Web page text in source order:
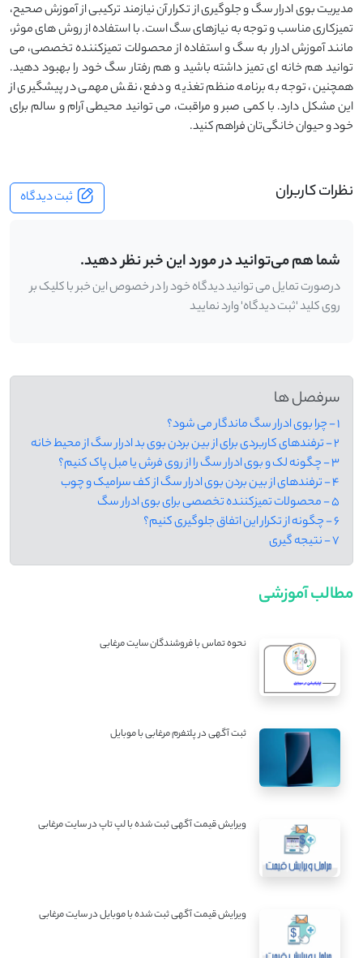
مدیریت بوی ادرار سگ و جلوگیری از تکرار آن نیازمند ترکیبی از آموزش صحیح،
تمیزکاری مناسب و توجه به نیازهای سگ است. با استفاده از روش ‌های موثر،
مانند آموزش ادرار به سگ و استفاده از محصولات تمیزکننده تخصصی، می‌
توانید هم خانه ‌ای تمیز داشته باشید و هم رفتار سگ خود را بهبود دهید.
همچنین، توجه به برنامه منظم تغذیه و دفع، نقش مهمی در پیشگیری از
این مشکل دارد. با کمی صبر و مراقبت، می ‌توانید محیطی آرام و سالم برای
خود و حیوان خانگی‌تان فراهم کنید.
نظرات کاربران ثبت دیدگاه
شما هم می‌توانید در مورد این خبر نظر دهید.
درصورت تمایل می توانید دیدگاه خود را در خصوص این خبر با کلیک بر
روی کلید 'ثبت دیدگاه' وارد نمایید
سرفصل ها
1 - چرا بوی ادرار سگ ماندگار می ‌شود؟
2 - ترفندهای کاربردی برای از بین بردن بوی بد ادرار سگ از محیط خانه
3 - چگونه لک و بوی ادرار سگ را از روی فرش یا مبل پاک کنیم؟
4 - ترفندهای از بین بردن بوی ادرار سگ از کف سرامیک و چوب
5 - محصولات تمیزکننده تخصصی برای بوی ادرار سگ
6 - چگونه از تکرار این اتفاق جلوگیری کنیم؟
7 - نتیجه گیری
مطالب آموزشی
نحوه تماس با فروشندگان سایت مرغابی
ثبت آگهی در پلتفرم مرغابی با موبایل
ویرایش قیمت آگهی ثبت شده با لپ تاپ در سایت مرغابی
ویرایش قیمت آگهی ثبت شده با موبایل در سایت مرغابی